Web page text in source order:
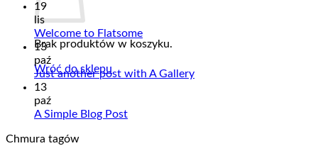
Brak produktów w koszyku.
Wróć do sklepu
19
lis
Welcome to Flatsome
13
paź
Just another post with A Gallery
13
paź
A Simple Blog Post
Chmura tagów